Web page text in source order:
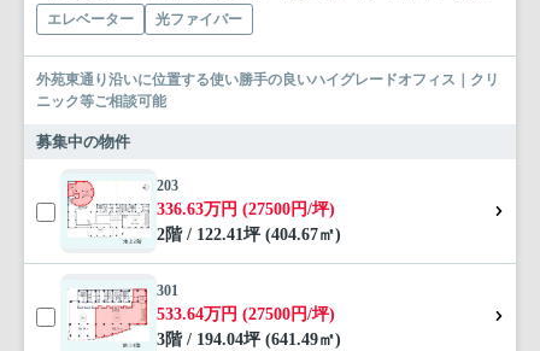
エレベーター 光ファイバー
外苑東通り沿いに位置する使い勝手の良いハイグレードオフィス｜クリ
ニック等ご相談可能
募集中の物件
203
336.63万円 (27500円/坪)
2階 / 122.41坪 (404.67㎡)
301
533.64万円 (27500円/坪)
3階 / 194.04坪 (641.49㎡)